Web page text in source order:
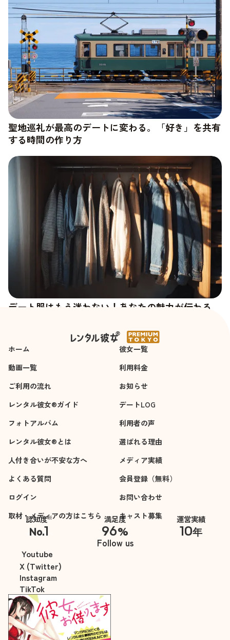
聖地巡礼が最高のデートに変わる。「好き」を共有
する時間の作り方
デート服はもう迷わない！あなたの魅力が伝わる
ホーム
彼女一覧
動画一覧
利用料金
ご利用の流れ
お知らせ
レンタル彼女®ガイド
デートLOG
フォトアルバム
利用者の声
レンタル彼女®とは
選ばれる理由
人付き合いが不安な方へ
メディア実績
よくある質問
会員登録（無料）
ログイン
お問い合わせ
取材・メディアの方はこちら
キャスト募集
認知度※
No.1
※自社調べ
満足度
96%
運営実績
10年
Follow us
Youtube
X (Twitter)
Instagram
TikTok